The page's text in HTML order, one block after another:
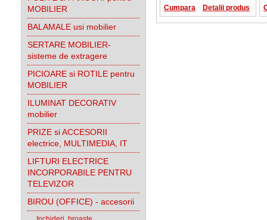
MOBILIER
BALAMALE usi mobilier
SERTARE MOBILIER-
sisteme de extragere
PICIOARE si ROTILE pentru
MOBILIER
ILUMINAT DECORATIV
mobilier
PRIZE si ACCESORII
electrice, MULTIMEDIA, IT
LIFTURI ELECTRICE
INCORPORABILE PENTRU
TELEVIZOR
BIROU (OFFICE) - accesorii
Cumpara Detalii produs